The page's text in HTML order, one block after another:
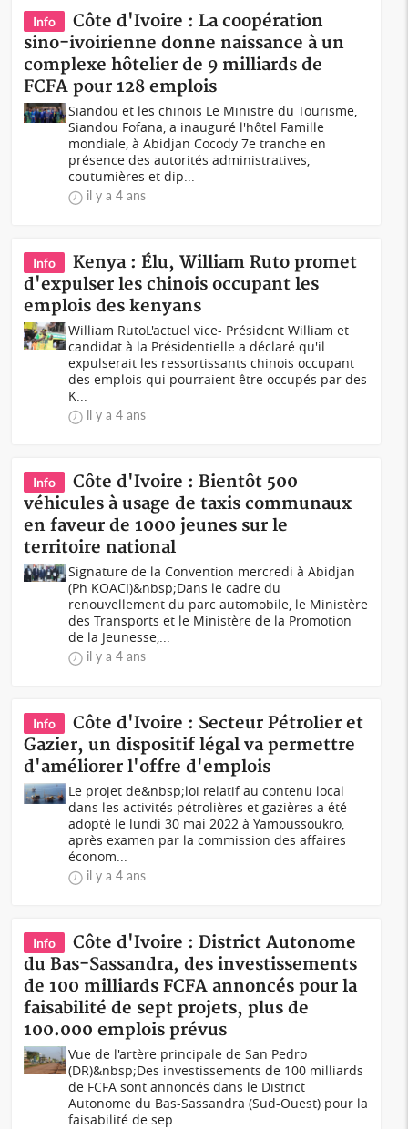
Info
Côte d'Ivoire : La coopération
sino-ivoirienne donne naissance à un
complexe hôtelier de 9 milliards de
FCFA pour 128 emplois
Siandou et les chinois Le Ministre du Tourisme,
Siandou Fofana, a inauguré l'hôtel Famille
mondiale, à Abidjan Cocody 7e tranche en
présence des autorités administratives,
coutumières et dip...
il y a 4 ans
Info
Kenya : Élu, William Ruto promet
d'expulser les chinois occupant les
emplois des kenyans
William RutoL'actuel vice- Président William et
candidat à la Présidentielle a déclaré qu'il
expulserait les ressortissants chinois occupant
des emplois qui pourraient être occupés par des
K...
il y a 4 ans
Info
Côte d'Ivoire : Bientôt 500
véhicules à usage de taxis communaux
en faveur de 1000 jeunes sur le
territoire national
Signature de la Convention mercredi à Abidjan
(Ph KOACI)&nbsp;Dans le cadre du
renouvellement du parc automobile, le Ministère
des Transports et le Ministère de la Promotion
de la Jeunesse,...
il y a 4 ans
Info
Côte d'Ivoire : Secteur Pétrolier et
Gazier, un dispositif légal va permettre
d'améliorer l'offre d'emplois
Le projet de&nbsp;loi relatif au contenu local
dans les activités pétrolières et gazières a été
adopté le lundi 30 mai 2022 à Yamoussoukro,
après examen par la commission des affaires
économ...
il y a 4 ans
Info
Côte d'Ivoire : District Autonome
du Bas-Sassandra, des investissements
de 100 milliards FCFA annoncés pour la
faisabilité de sept projets, plus de
100.000 emplois prévus
Vue de l'artère principale de San Pedro
(DR)&nbsp;Des investissements de 100 milliards
de FCFA sont annoncés dans le District
Autonome du Bas-Sassandra (Sud-Ouest) pour la
faisabilité de sep...